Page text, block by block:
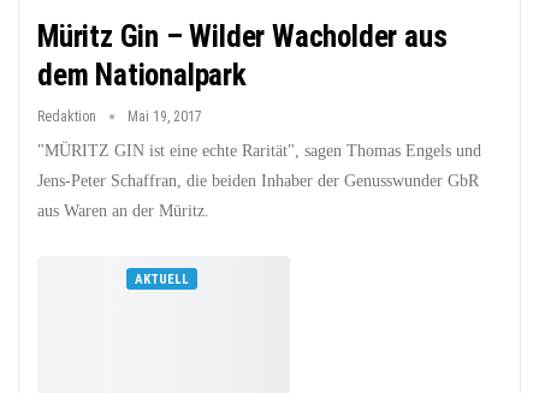
Müritz Gin – Wilder Wacholder aus
dem Nationalpark
Redaktion Mai 19, 2017
"MÜRITZ GIN ist eine echte Rarität", sagen Thomas Engels und
Jens-Peter Schaffran, die beiden Inhaber der Genusswunder GbR
aus Waren an der Müritz.
AKTUELL